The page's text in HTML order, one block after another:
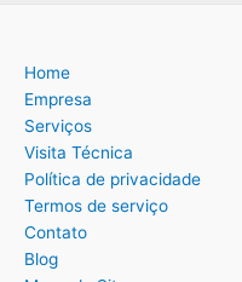
Home
Empresa
Serviços
Visita Técnica
Política de privacidade
Termos de serviço
Contato
Blog